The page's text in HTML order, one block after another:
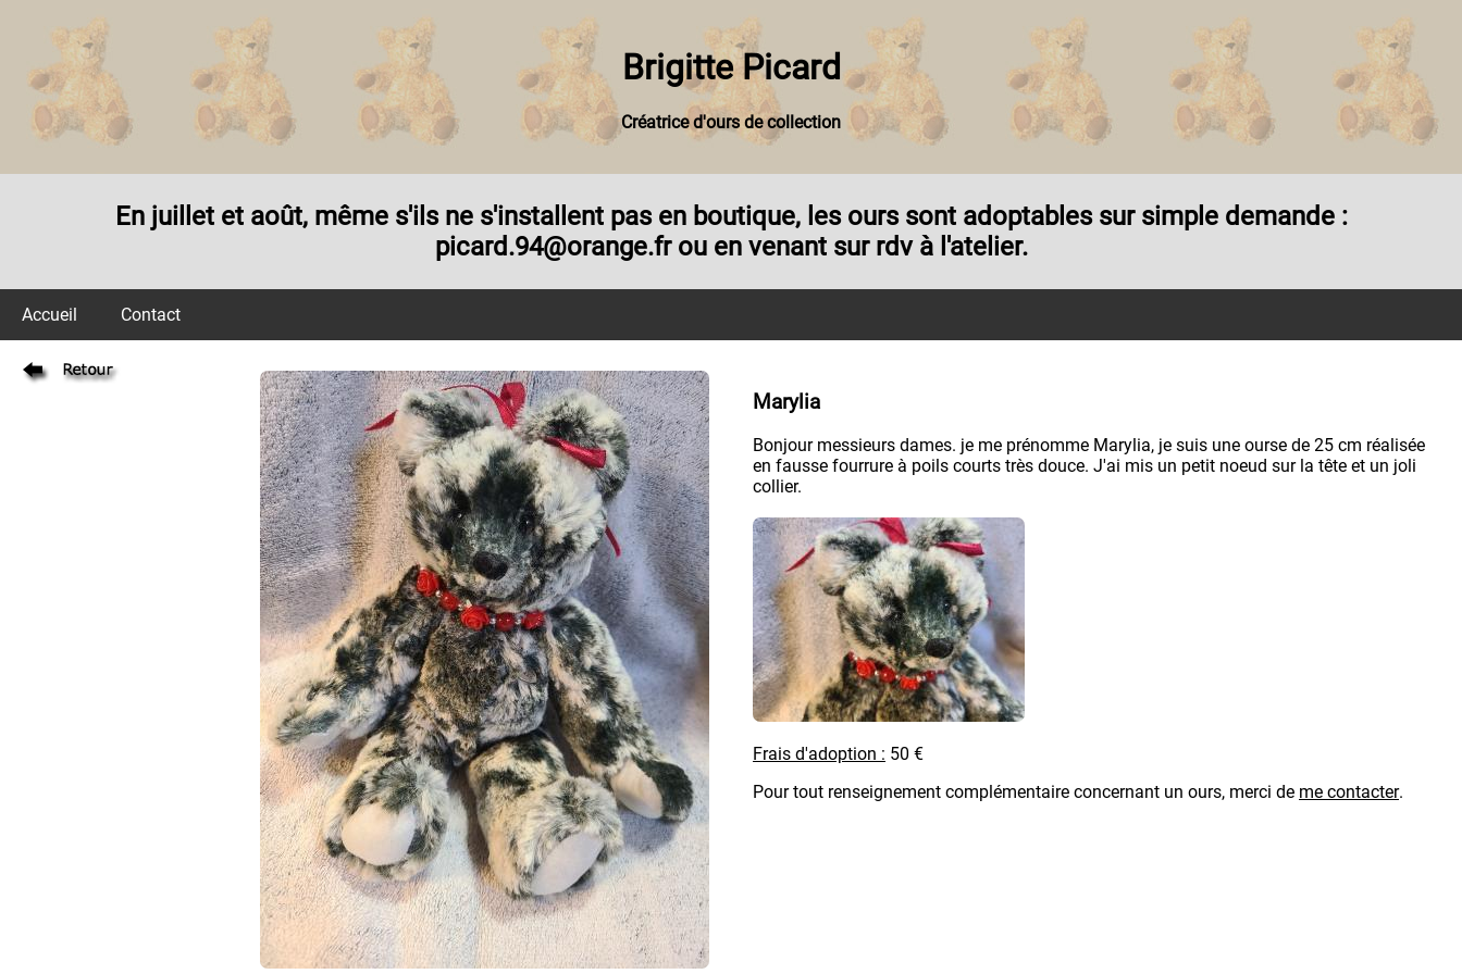
Brigitte Picard
Créatrice d'ours de collection
En juillet et août, même s'ils ne s'installent pas en boutique, les ours sont adoptables sur simple demande :
picard.94@orange.fr ou en venant sur rdv à l'atelier.
Accueil Contact
Marylia
Bonjour messieurs dames. je me prénomme Marylia, je suis une ourse de 25 cm réalisée
en fausse fourrure à poils courts très douce. J'ai mis un petit noeud sur la tête et un joli
collier.
Frais d'adoption : 50 €
Pour tout renseignement complémentaire concernant un ours, merci de me contacter.